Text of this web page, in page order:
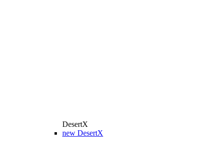
DesertX
new DesertX